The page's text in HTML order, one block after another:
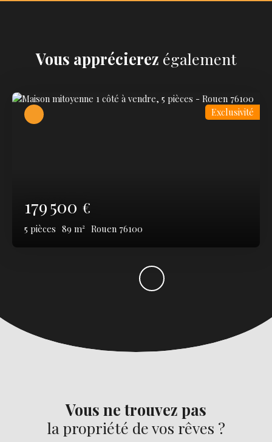
Vous apprécierez également
179 500 €
5 pièces 89 m² Rouen 76100
Exclusivité
Vous ne trouvez pas
la propriété de vos rêves ?